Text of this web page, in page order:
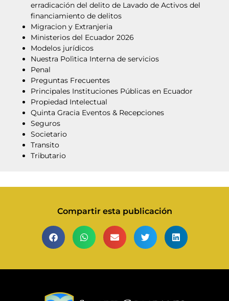
erradicación del delito de Lavado de Activos del
financiamiento de delitos
Migracion y Extranjeria
Ministerios del Ecuador 2026
Modelos jurídicos
Nuestra Polìtica Interna de servicios
Penal
Preguntas Frecuentes
Principales Instituciones Públicas en Ecuador
Propiedad Intelectual
Quinta Gracia Eventos & Recepciones
Seguros
Societario
Transito
Tributario
Compartir esta publicación